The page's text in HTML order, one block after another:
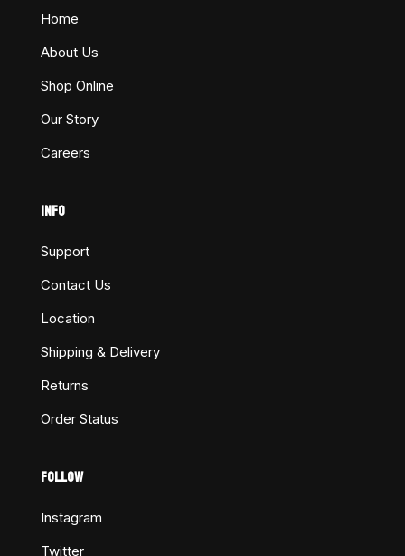
Home
About Us
Shop Online
Our Story
Careers
INFO
Support
Contact Us
Location
Shipping & Delivery
Returns
Order Status
FOLLOW
Instagram
Twitter